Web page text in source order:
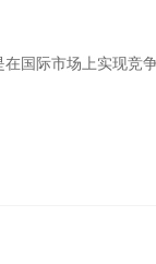
国际市场上实现竞